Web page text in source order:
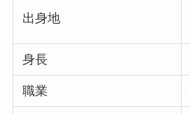
出身地
身長
職業